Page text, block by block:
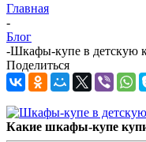
Главная
-
Блог
-Шкафы-купе в детскую
Поделиться
Какие шкафы-купе